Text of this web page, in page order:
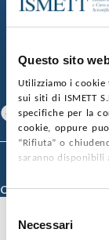
Questo sito
Utilizziamo i
sui siti di ISMETT
specifiche per la
cookie, oppure
“Rifiuta” o
saranno disponibili
delNecessari
SOCIETÀ
GARE E
CONTATTI
SEGUICI SU
Facebook
© 2026 ISMETT
Credits